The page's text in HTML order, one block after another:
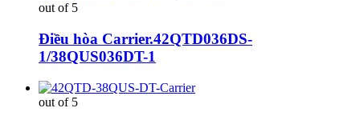
out of 5
Điều hòa Carrier.42QTD036DS-
1/38QUS036DT-1
out of 5